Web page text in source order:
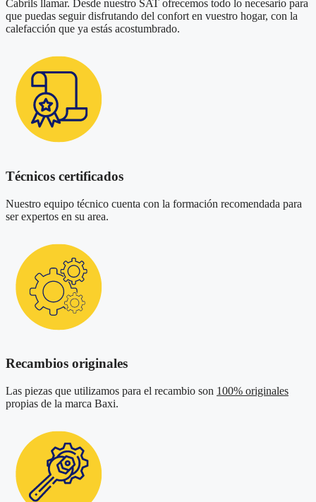
Cabrils llamar. Desde nuestro SAT ofrecemos todo lo necesario para
que puedas seguir disfrutando del confort en vuestro hogar, con la
calefacción que ya estás acostumbrado.
Técnicos certificados
Nuestro equipo técnico cuenta con la formación recomendada para
ser expertos en su area.
Recambios originales
Las piezas que utilizamos para el recambio son 100% originales
propias de la marca Baxi.